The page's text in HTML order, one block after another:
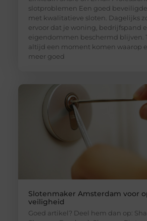
slotproblemen Een goed
met kwalitatieve sloten. Dagelijks
ervoor dat je woning, bedrijfspand
eigendommen beschermd blijven.
altijd een moment komen waarop
meer goed
Slotenmaker Amsterdam voor
veiligheid
Goed artikel? Deel hem dan op: